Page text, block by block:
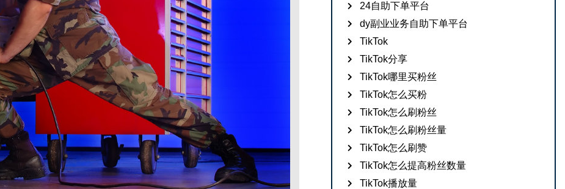
24自助下单平台
dy副业业务自助下单平台
TikTok
TikTok分享
TikTok哪里买粉丝
TikTok怎么买粉
TikTok怎么刷粉丝
TikTok怎么刷粉丝量
TikTok怎么刷赞
TikTok怎么提高粉丝数量
TikTok播放量